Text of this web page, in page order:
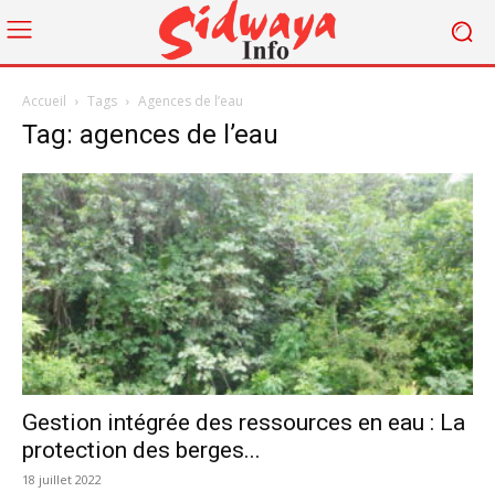
Accueil Tags Agences de l’eau
Tag: agences de l’eau
Gestion intégrée des ressources en eau : La
protection des berges...
18 juillet 2022